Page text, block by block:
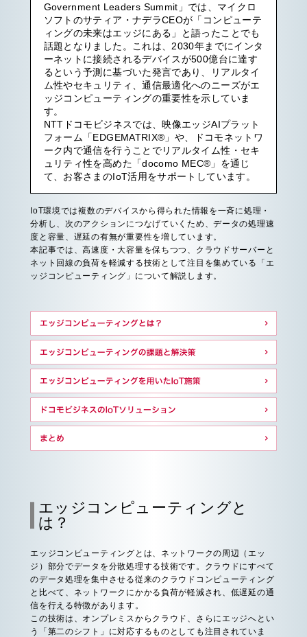
Government Leaders Summit」では、マイクロ
ソフトのサティア・ナデラCEOが「コンピューテ
ィングの未来はエッジにある」と語ったことでも
話題となりました。これは、2030年までにインタ
ーネットに接続されるデバイスが500億台に達す
るという予測に基づいた発言であり、リアルタイ
ム性やセキュリティ、通信最適化へのニーズがエ
ッジコンピューティングの重要性を示していま
す。
NTTドコモビジネスでは、映像エッジAIプラット
フォーム「EDGEMATRIX®︎」や、ドコモネットワ
ーク内で通信を行うことでリアルタイム性・セキ
ュリティ性を高めた「docomo MEC®︎」を通じ
て、お客さまのIoT活用をサポートしています。
IoT環境では複数のデバイスから得られた情報を一斉に処理・
分析し、次のアクションにつなげていくため、データの処理速
度と容量、遅延の有無が重要性を増しています。
本記事では、高速度・大容量を保ちつつ、クラウドサーバーと
ネット回線の負荷を軽減する技術として注目を集めている「エ
ッジコンピューティング」について解説します。
エッジコンピューティングと
は？
エッジコンピューティングとは、ネットワークの周辺（エッ
ジ）部分でデータを分散処理する技術です。クラウドにすべて
のデータ処理を集中させる従来のクラウドコンピューティング
と比べて、ネットワークにかかる負荷が軽減され、低遅延の通
信を行える特徴があります。
この技術は、オンプレミスからクラウド、さらにエッジへとい
う「第二のシフト」に対応するものとしても注目されていま